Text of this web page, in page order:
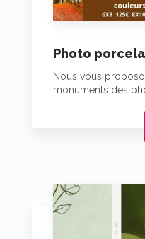
Photo
Nous vous
monuments des